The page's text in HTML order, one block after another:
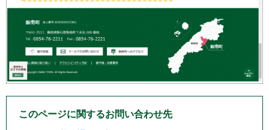
このページに関するお問い合わせ先